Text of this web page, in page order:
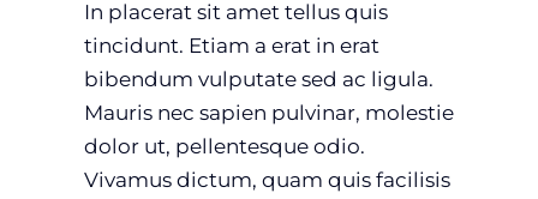
In placerat sit amet tellus quis
tincidunt. Etiam a erat in erat
bibendum vulputate sed ac ligula.
Mauris nec sapien pulvinar, molestie
dolor ut, pellentesque odio.
Vivamus dictum, quam quis facilisis